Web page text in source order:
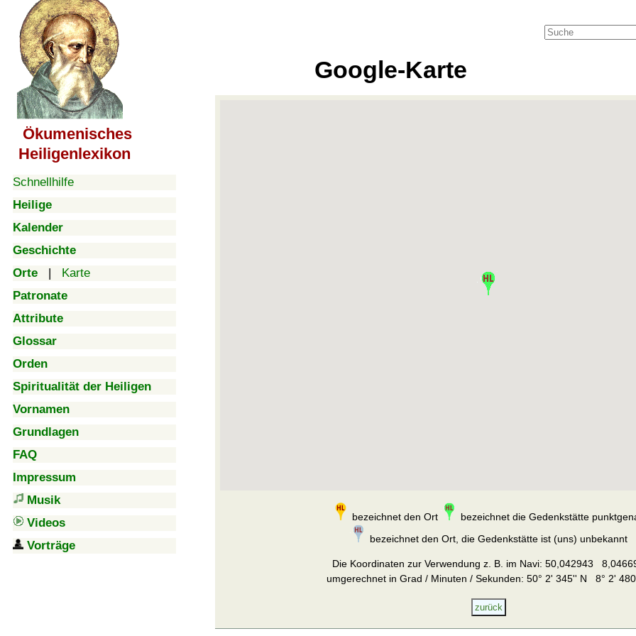
Ökumenisches
Heiligenlexikon
Schnellhilfe
Heilige
Kalender
Geschichte
Orte | Karte
Patronate
Attribute
Glossar
Orden
Spiritualität der Heiligen
Vornamen
Grundlagen
FAQ
Impressum
Musik
Videos
Vorträge
Google-Karte
bezeichnet den Ort
bezeichnet die Gedenkstätte
bezeichnet den Ort, die Gedenkstätte ist (uns) unbekannt
Die Koordinaten zur Verwendung z. B. im Navi: 50,042943
umgerechnet in Grad / Minuten / Sekunden: 50° 2' 345'' N 8° 2'